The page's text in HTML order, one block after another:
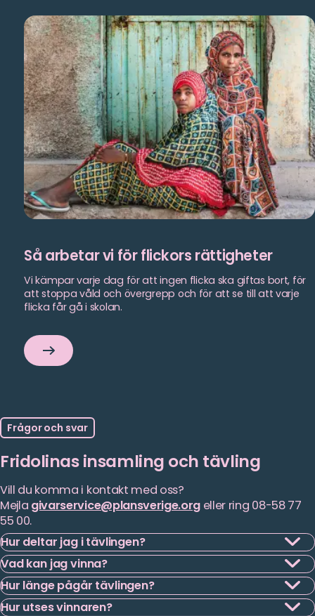
Så arbetar vi för flickors rättigheter
Vi kämpar varje dag för att ingen flicka ska giftas bort, för
att stoppa våld och övergrepp och för att se till att varje
flicka får gå i skolan.
Så
arbetar
rättigheter
Frågor och svar
Fridolinas insamling och tävling
Vill du komma i kontakt med oss?
Mejla givarservice@plansverige.org eller ring 08-58 77
55 00.
Hur deltar jag i tävlingen?
Läs
mer
Det är enkelt att vara med och göra skillnad, samtidigt som du
får chansen att vinna en unik upplevelse tillsammans med
Fridolina Rolfö:
Vad kan jag vinna?
Läs
mer
Priset består av två VIP-biljetter till en valfri match med
Manchester Uniteds damlag, samt en unik möjlighet till ett
personligt möte med Fridolina Rolfö.
Hur länge pågår tävlingen?
Läs
mer
Tävlingen pågår mellan den 16 juni och 14 juli 2026.
Hur utses vinnaren?